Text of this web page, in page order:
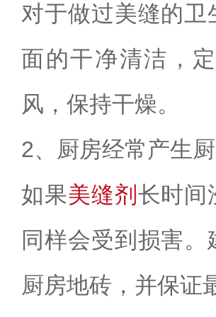
对于做过美缝的
面的干净清洁，
风，保持干燥。
2、厨房经常产生
如果美缝剂 长时间
同样会受到损害
厨房地砖，并保证